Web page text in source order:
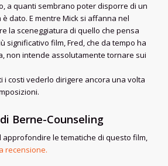
a quanti sembrano poter disporre di un
dato. E mentre Mick si affanna nel
la sceneggiatura di quello che pensa
significativo film, Fred, che da tempo ha
non intende assolutamente tornare sui
i costi vederlo dirigere ancora una volta
Berne-Counseling
approfondire le tematiche di questo film,
recensione.